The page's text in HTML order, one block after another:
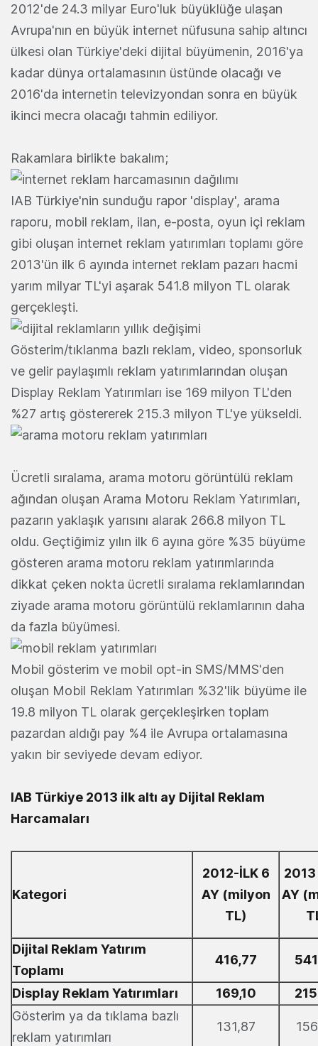
2012'de 24.3 milyar Euro'luk büyüklüğe ulaşan
Avrupa'nın en büyük internet nüfusuna sahip altıncı
ülkesi olan Türkiye'deki dijital büyümenin, 2016'ya
kadar dünya ortalamasının üstünde olacağı ve
2016'da internetin televizyondan sonra en büyük
ikinci mecra olacağı tahmin ediliyor.
Rakamlara birlikte bakalım;
IAB Türkiye'nin sunduğu rapor 'display', arama
raporu, mobil reklam, ilan, e-posta, oyun içi reklam
gibi oluşan internet reklam yatırımları toplamı göre
2013'ün ilk 6 ayında internet reklam pazarı hacmi
yarım milyar TL'yi aşarak 541.8 milyon TL olarak
gerçekleşti.
Gösterim/tıklanma bazlı reklam, video, sponsorluk
ve gelir paylaşımlı reklam yatırımlarından oluşan
Display Reklam Yatırımları ise 169 milyon TL'den
%27 artış göstererek 215.3 milyon TL'ye yükseldi.
Ücretli sıralama, arama motoru görüntülü reklam
ağından oluşan Arama Motoru Reklam Yatırımları,
pazarın yaklaşık yarısını alarak 266.8 milyon TL
oldu. Geçtiğimiz yılın ilk 6 ayına göre %35 büyüme
gösteren arama motoru reklam yatırımlarında
dikkat çeken nokta ücretli sıralama reklamlarından
ziyade arama motoru görüntülü reklamlarının daha
da fazla büyümesi.
Mobil gösterim ve mobil opt-in SMS/MMS'den
oluşan Mobil Reklam Yatırımları %32'lik büyüme ile
19.8 milyon TL olarak gerçekleşirken toplam
pazardan aldığı pay %4 ile Avrupa ortalamasına
yakın bir seviyede devam ediyor.
IAB Türkiye 2013 ilk altı ay Dijital Reklam
Harcamaları
Kategori
2012-İLK 6
AY (milyon
TL)
2013
AY
Dijital Reklam Yatırım
Toplamı
416,77
Display Reklam Yatırımları 169,10
Gösterim ya da tıklama bazlı
reklam yatırımları
131,87